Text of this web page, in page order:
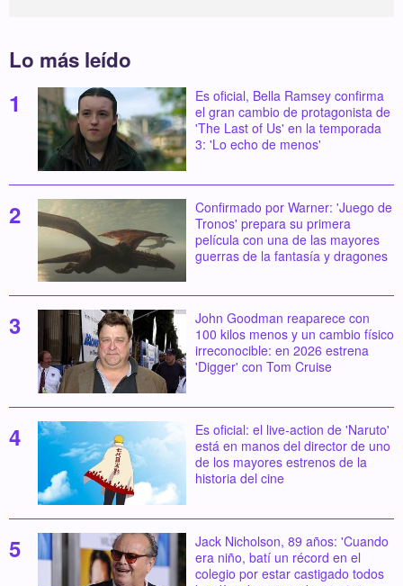
Lo más leído
Es oficial, Bella Ramsey confirma
el gran cambio de protagonista de
'The Last of Us' en la temporada
3: 'Lo echo de menos'
Confirmado por Warner: 'Juego de
Tronos' prepara su primera
película con una de las mayores
guerras de la fantasía y dragones
John Goodman reaparece con
100 kilos menos y un cambio físico
irreconocible: en 2026 estrena
'Digger' con Tom Cruise
Es oficial: el live-action de 'Naruto'
está en manos del director de uno
de los mayores estrenos de la
historia del cine
Jack Nicholson, 89 años: 'Cuando
era niño, batí un récord en el
colegio por estar castigado todos